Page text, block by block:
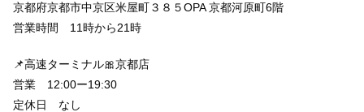
京都府京都市中京区米屋町３８５OPA 京都河原町6階
営業時間 11時から21時
📌高速ターミナル🎀京都店
営業 12:00ー19:30
定休日 なし